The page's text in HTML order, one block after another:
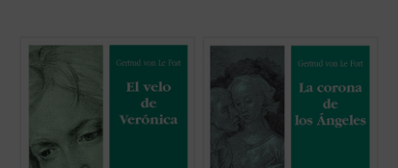
Centrada en Roma poco antes de la
El velo de
hacia la conversión al catolicismo de una
joven alemana, Verónica, que narra en
primera persona lo sucedido. En la obra, ...
dieciocho años después, La
ambiente universitario de Heidelberg
La protagonista, Verónica, ...
(ver ficha)